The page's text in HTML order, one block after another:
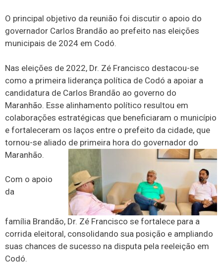
O principal objetivo da reunião foi discutir o apoio do
governador Carlos Brandão ao prefeito nas eleições
municipais de 2024 em Codó.
Nas eleições de 2022, Dr. Zé Francisco destacou-se
como a primeira liderança política de Codó a apoiar a
candidatura de Carlos Brandão ao governo do
Maranhão. Esse alinhamento político resultou em
colaborações estratégicas que beneficiaram o município
e fortaleceram os laços entre o prefeito da cidade, que
tornou-se aliado de primeira hora do governador do
Maranhão.
Com o apoio
da
família Brandão, Dr. Zé Francisco se fortalece para a
corrida eleitoral, consolidando sua posição e ampliando
suas chances de sucesso na disputa pela reeleição em
Codó.